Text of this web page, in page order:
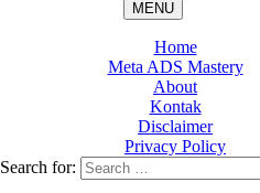
MENU
Home
Meta ADS Mastery
About
Kontak
Disclaimer
Privacy Policy
Search for: